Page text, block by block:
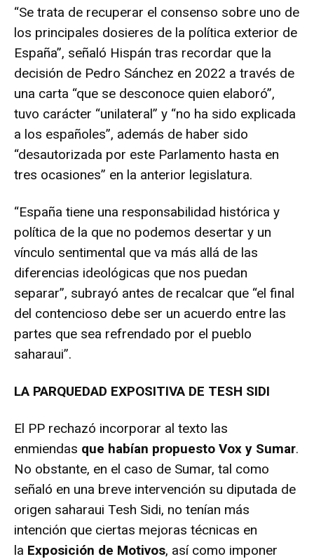
“Se trata de recuperar el consenso sobre uno de
los principales dosieres de la política exterior de
España”, señaló Hispán tras recordar que la
decisión de Pedro Sánchez en 2022 a través de
una carta “que se desconoce quien elaboró”,
tuvo carácter “unilateral” y “no ha sido explicada
a los españoles”, además de haber sido
“desautorizada por este Parlamento hasta en
tres ocasiones” en la anterior legislatura.
“España tiene una responsabilidad histórica y
política de la que no podemos desertar y un
vínculo sentimental que va más allá de las
diferencias ideológicas que nos puedan
separar”, subrayó antes de recalcar que “el final
del contencioso debe ser un acuerdo entre las
partes que sea refrendado por el pueblo
saharaui”.
LA PARQUEDAD EXPOSITIVA DE TESH SIDI
El PP rechazó incorporar al texto las
enmiendas que habían propuesto Vox y Sumar.
No obstante, en el caso de Sumar, tal como
señaló en una breve intervención su diputada de
origen saharaui Tesh Sidi, no tenían más
intención que ciertas mejoras técnicas en
la Exposición de Motivos, así como imponer